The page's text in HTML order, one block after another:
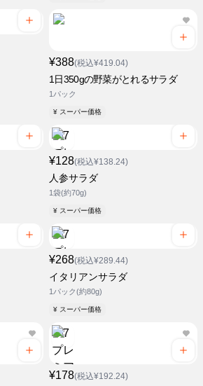
¥388(税込¥419.04)
1日350gの野菜がとれるサラダ
1パック
¥ スーパー価格
¥128(税込¥138.24)
人参サラダ
1袋(約70g)
¥ スーパー価格
¥268(税込¥289.44)
イタリアンサラダ
1パック(約80g)
¥ スーパー価格
¥178(税込¥192.24)